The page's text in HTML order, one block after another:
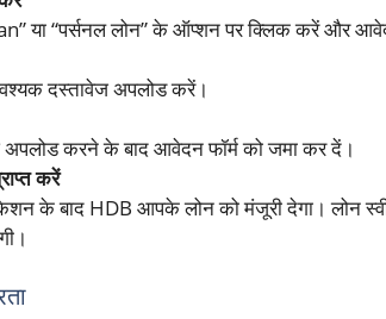
या “पर्सनल लोन” के ऑप्शन पर क्लिक करें और
दस्तावेज अपलोड करें।
करने के बाद आवेदन फॉर्म को जमा कर दें।
करें
के बाद HDB आपके लोन को मंजूरी देगा। लोन